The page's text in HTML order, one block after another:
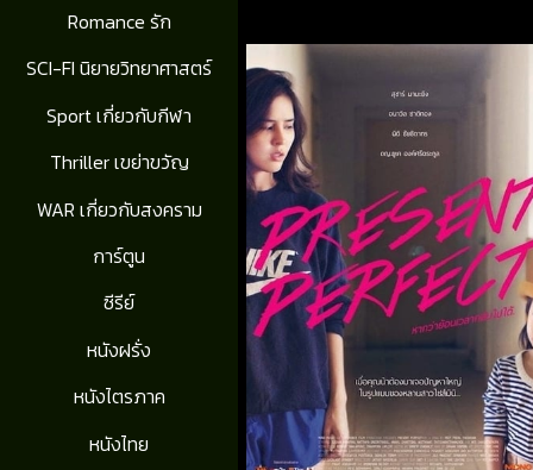
Romance รัก
SCI-FI นิยายวิทยาศาสตร์
Sport เกี่ยวกับกีฬา
Thriller เขย่าขวัญ
WAR เกี่ยวกับสงคราม
การ์ตูน
ซีรีย์
หนังฝรั่ง
หนังไตรภาค
หนังไทย